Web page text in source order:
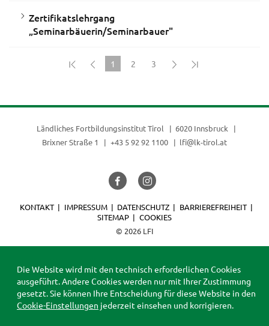
Zertifikatslehrgang
„Seminarbäuerin/Seminarbauer"
1
2 3
Ländliches Fortbildungsinstitut Tirol
6020 Innsbruck
Brixner Straße 1
+43 5 92 92 1100 lfi@lk-tirol.at
© 2026 LFI
KONTAKT IMPRESSUM DATENSCHUTZ
BARRIEREFREIHEIT
SITEMAP
COOKIES
Die Website wird mit den technisch erforderlichen Cookies
ausgeführt. Andere Cookies werden nur mit Ihrer Zustimmung
gesetzt. Sie können Ihre Entscheidung für diese Website in den
Cookie-Einstellungen jederzeit einsehen und korrigieren.